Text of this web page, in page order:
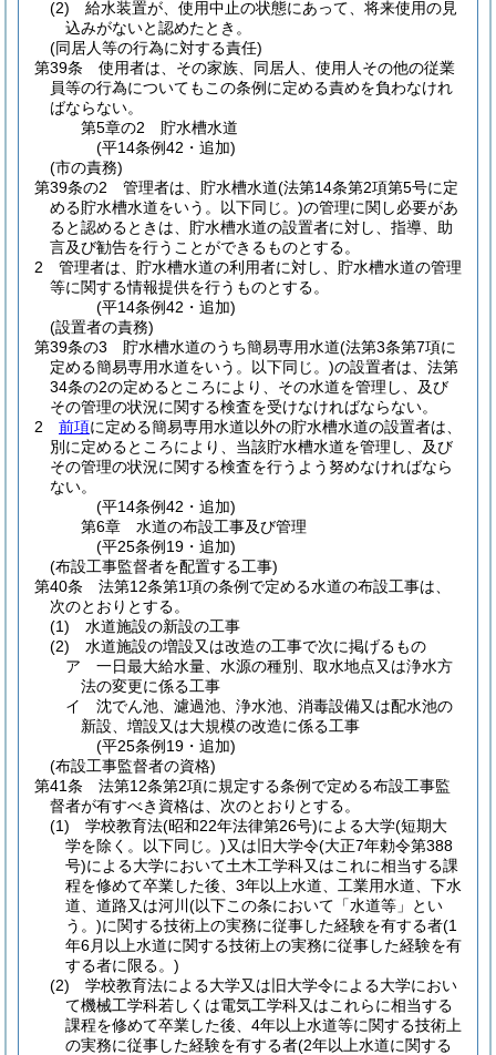
(2)
給水装置が、使用中止の状態にあって、将来使用の見
込みがないと認めたとき。
(同居人等の行為に対する責任)
第39条
使用者は、その家族、同居人、使用人その他の従業
員等の行為についてもこの条例に定める責めを負わなけれ
ばならない。
第5章の2
貯水槽水道
(平14条例42・追加)
(市の責務)
第39条の2
管理者は、貯水槽水道(法第14条第2項第5号に定
める貯水槽水道をいう。以下同じ。)の管理に関し必要があ
ると認めるときは、貯水槽水道の設置者に対し、指導、助
言及び勧告を行うことができるものとする。
2
管理者は、貯水槽水道の利用者に対し、貯水槽水道の管理
等に関する情報提供を行うものとする。
(平14条例42・追加)
(設置者の責務)
第39条の3
貯水槽水道のうち簡易専用水道(法第3条第7項に
定める簡易専用水道をいう。以下同じ。)の設置者は、法第
34条の2の定めるところにより、その水道を管理し、及び
その管理の状況に関する検査を受けなければならない。
2
前項に定める簡易専用水道以外の貯水槽水道の設置者は、
別に定めるところにより、当該貯水槽水道を管理し、及び
その管理の状況に関する検査を行うよう努めなければなら
ない。
(平14条例42・追加)
第6章
水道の布設工事及び管理
(平25条例19・追加)
(布設工事監督者を配置する工事)
第40条
法第12条第1項の条例で定める水道の布設工事は、
次のとおりとする。
(1)
水道施設の新設の工事
(2)
水道施設の増設又は改造の工事で次に掲げるもの
ア
一日最大給水量、水源の種別、取水地点又は浄水方
法の変更に係る工事
イ
沈でん池、濾過池、浄水池、消毒設備又は配水池の
新設、増設又は大規模の改造に係る工事
(平25条例19・追加)
(布設工事監督者の資格)
第41条
法第12条第2項に規定する条例で定める布設工事監
督者が有すべき資格は、次のとおりとする。
(1)
学校教育法(昭和22年法律第26号)による大学(短期大
学を除く。以下同じ。)又は旧大学令(大正7年勅令第388
号)による大学において土木工学科又はこれに相当する課
程を修めて卒業した後、3年以上水道、工業用水道、下水
道、道路又は河川 (以下この条において「水道等」とい
う。)に関する技術上の実務に従事した経験を有する者(1
年6月以上水道に関する技術上の実務に従事した経験を有
する者に限る。)
(2)
学校教育法による大学又は旧大学令による大学におい
て機械工学科若しくは電気工学科又はこれらに相当する
課程を修めて卒業した後、4年以上水道等に関する技術上
の実務に従事した経験を有する者(2年以上水道に関する